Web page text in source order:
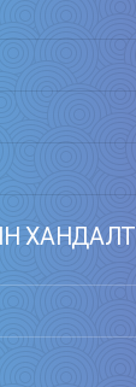
ХАНДАЛТ